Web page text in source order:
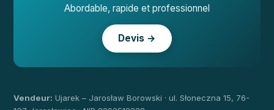
Abordable, rapide et professionnel
Devis →
Vendeur: Ujarek – Jarosław Borowski · ul. Słoneczna 15, 76-